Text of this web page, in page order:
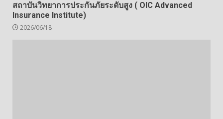
สถาบันวิทยาการประกันภัยระดับสูง ( OIC Advanced
Insurance Institute)
2026/06/18